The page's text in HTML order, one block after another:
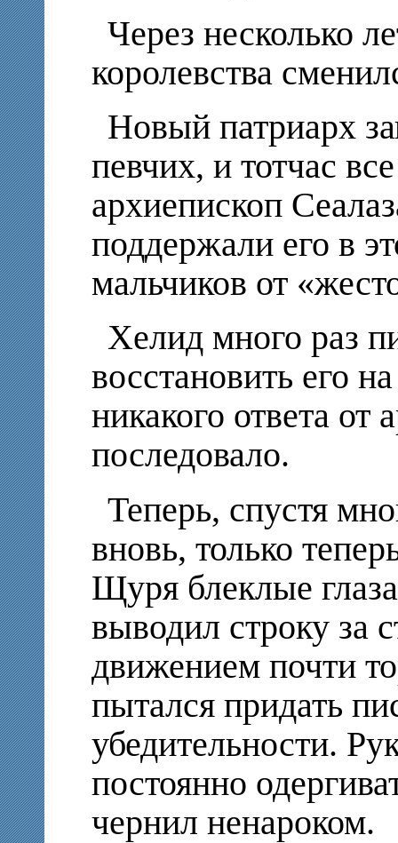
Через несколько
королевства
Новый патриарх
певчих, и тотчас
архиепископ
поддержали его в
мальчиков от
Хелид много раз
восстановить его
никакого ответа от
последовало.
Теперь, спустя
вновь, только
Щуря блеклые
выводил строку за
движением почти
пытался придать
убедительности.
постоянно
чернил ненароком.